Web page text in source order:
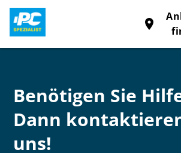
place
Benötigen Sie
Dann
uns!